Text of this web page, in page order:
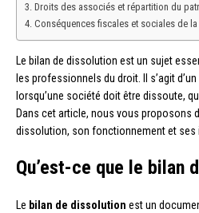
Droits des associés et répartition du
Conséquences fiscales et sociales de
Le bilan de dissolution est un sujet
les professionnels du droit. Il s’agit
lorsqu’une société doit être dissoute,
Dans cet article, nous vous proposons
dissolution, son fonctionnement et ses
Qu’est-ce que le bilan
Le bilan de dissolution est un